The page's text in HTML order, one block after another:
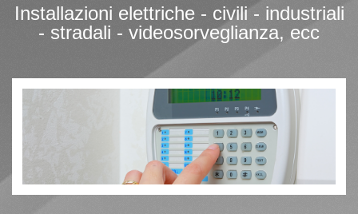
Installazioni elettriche - civili - industriali
- stradali - videosorveglianza, ecc